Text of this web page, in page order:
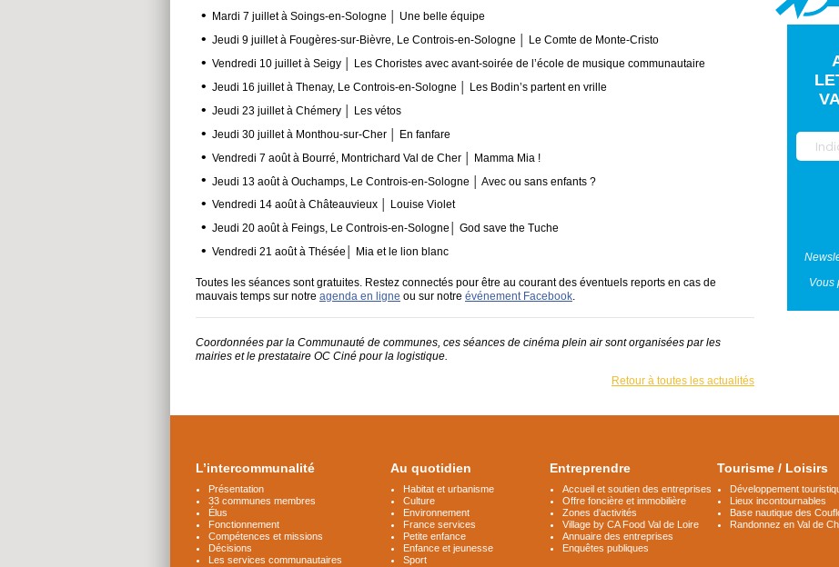
Mardi 7 juillet à Soings-en-Sologne │ Une belle équipe
Jeudi 9 juillet à Fougères-sur-Bièvre, Le Controis-en-Sologne │ Le Comte de Monte-Cristo
Vendredi 10 juillet à Seigy │ Les Choristes avec avant-soirée de l’école de musique communautaire
Jeudi 16 juillet à Thenay, Le Controis-en-Sologne │ Les Bodin’s partent en vrille
Jeudi 23 juillet à Chémery │ Les vétos
Jeudi 30 juillet à Monthou-sur-Cher │ En fanfare
Vendredi 7 août à Bourré, Montrichard Val de Cher │ Mamma Mia !
Jeudi 13 août à Ouchamps, Le Controis-en-Sologne │ Avec ou sans enfants ?
Vendredi 14 août à Châteauvieux │ Louise Violet
Jeudi 20 août à Feings, Le Controis-en-Sologne│ God save the Tuche
Vendredi 21 août à Thésée│ Mia et le lion blanc
Toutes les séances sont gratuites. Restez connectés pour être au courant des éventuels reports en cas de
mauvais temps sur notre agenda en ligne ou sur notre événement Facebook.
Coordonnées par la Communauté de communes, ces séances de cinéma plein air sont organisées par les
mairies et le prestataire OC Ciné pour la logistique.
Retour à toutes les actualités
Vous
L’intercommunalité
Présentation
33 communes membres
Élus
Fonctionnement
Compétences et missions
Décisions
Les services communautaires
Au quotidien
Habitat et urbanisme
Culture
Environnement
France services
Petite enfance
Enfance et jeunesse
Sport
Entreprendre
Accueil et soutien des entreprises
Offre foncière et immobilière
Zones d’activités
Village by CA Food Val de Loire
Annuaire des entreprises
Enquêtes publiques
Tourisme / Loisirs
Développement
Lieux incontournables
Base nautique des
Randonnez en Val de